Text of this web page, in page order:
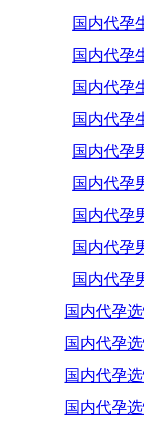
国内代孕
国内代孕
国内代孕
国内代孕
国内代孕
国内代孕
国内代孕
国内代孕
国内代孕
国内代孕
国内代孕
国内代孕
国内代孕